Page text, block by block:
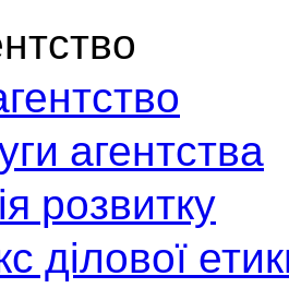
агентства
розвитку
ділової